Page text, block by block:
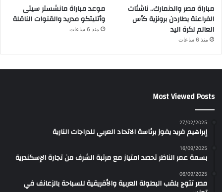
مباراة مصر والدنمارك.. ناشئات
الفراعنة يطاردن برونزية كأس
العالم لكرة اليد
منذ 6 ساعات
موعد مباراة مانشستر سيتى
وأتليتكو مدريد والقنوات الناقلة
منذ 6 ساعات
Most Viewed Posts
27/02/2025
إبراهيم فريد يفوز برئاسة الاتحاد العربي للدراجات النارية
16/09/2025
بسمة عمر الناظر تحصد امتياز مع مرتبة الشرف من تجارة الإسكندرية
06/09/2025
مصر تتوج بلقب البطولة العربية والأفريقية للسباحة بالزعانف في